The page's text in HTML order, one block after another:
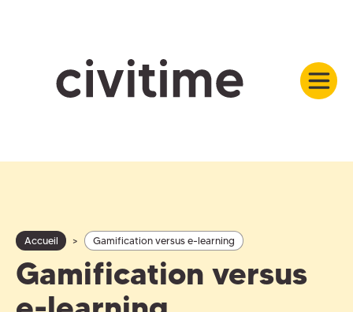
Accueil > Gamification versus e-learning
Gamification versus